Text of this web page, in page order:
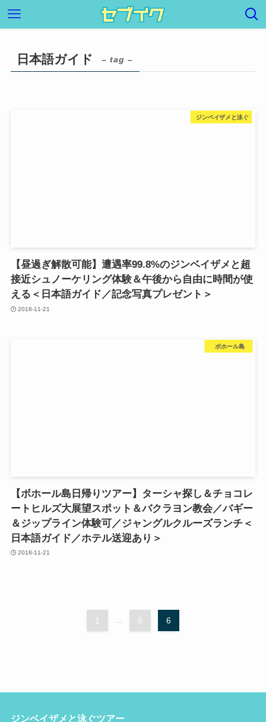
日本語ガイド – tag –
ジンベイザメと泳ぐ
【昼過ぎ解散可能】遭遇率99.8%のジンベイザメと超
接近シュノーケリング体験＆午後から自由に時間が使
える＜日本語ガイド／記念写真プレゼント＞
2018-11-21
ボホール島
【ボホール島日帰りツアー】ターシャ探し＆チョコレ
ートヒルズ大展望スポット＆バクラヨン教会／バギー
＆ジップライン体験可／ジャングルクルーズランチ＜
日本語ガイド／ホテル送迎あり＞
2018-11-21
1 5 6
ジンベイザメと泳ぐツアー